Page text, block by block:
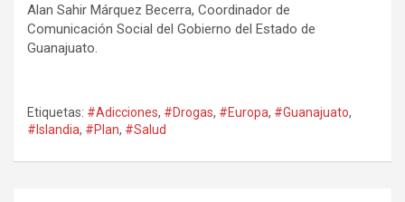
Alan Sahir Márquez Becerra, Coordinador de
Comunicación Social del Gobierno del Estado de
Guanajuato.
Etiquetas: #Adicciones, #Drogas, #Europa, #Guanajuato,
#Islandia, #Plan, #Salud